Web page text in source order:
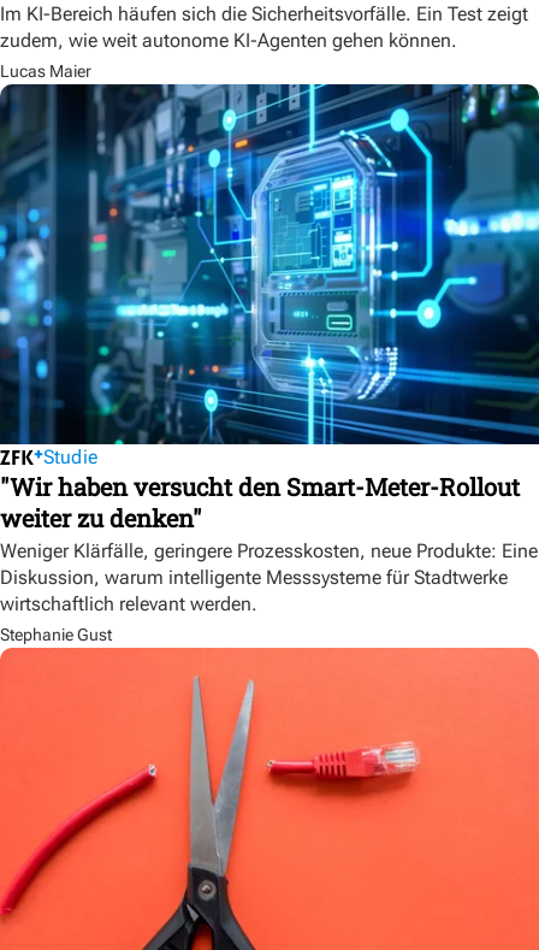
Im KI-Bereich häufen sich die Sicherheitsvorfälle. Ein Test zeigt
zudem, wie weit autonome KI-Agenten gehen können.
Lucas Maier
Studie
"Wir haben versucht den Smart-Meter-Rollout
weiter zu denken"
Weniger Klärfälle, geringere Prozesskosten, neue Produkte: Eine
Diskussion, warum intelligente Messsysteme für Stadtwerke
wirtschaftlich relevant werden.
Stephanie Gust